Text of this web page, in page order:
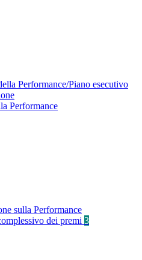
Performance/Piano esecutivo
Performance
sulla Performance
dei premi 3